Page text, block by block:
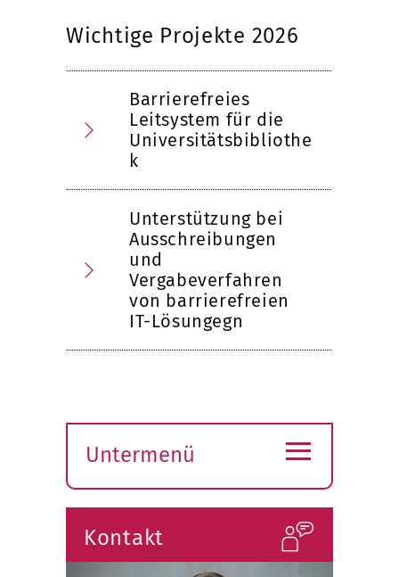
Wichtige Projekte 2026
Barrierefreies
Leitsystem für die
Universitätsbibliothe
k
Unterstützung bei
Ausschreibungen
und
Vergabeverfahren
von barrierefreien
IT-Lösungegn
Untermenü
öffnen
≡
Kontakt